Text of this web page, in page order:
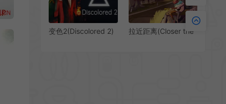
变色2(Discolored 2)
拉近距离(Closer the